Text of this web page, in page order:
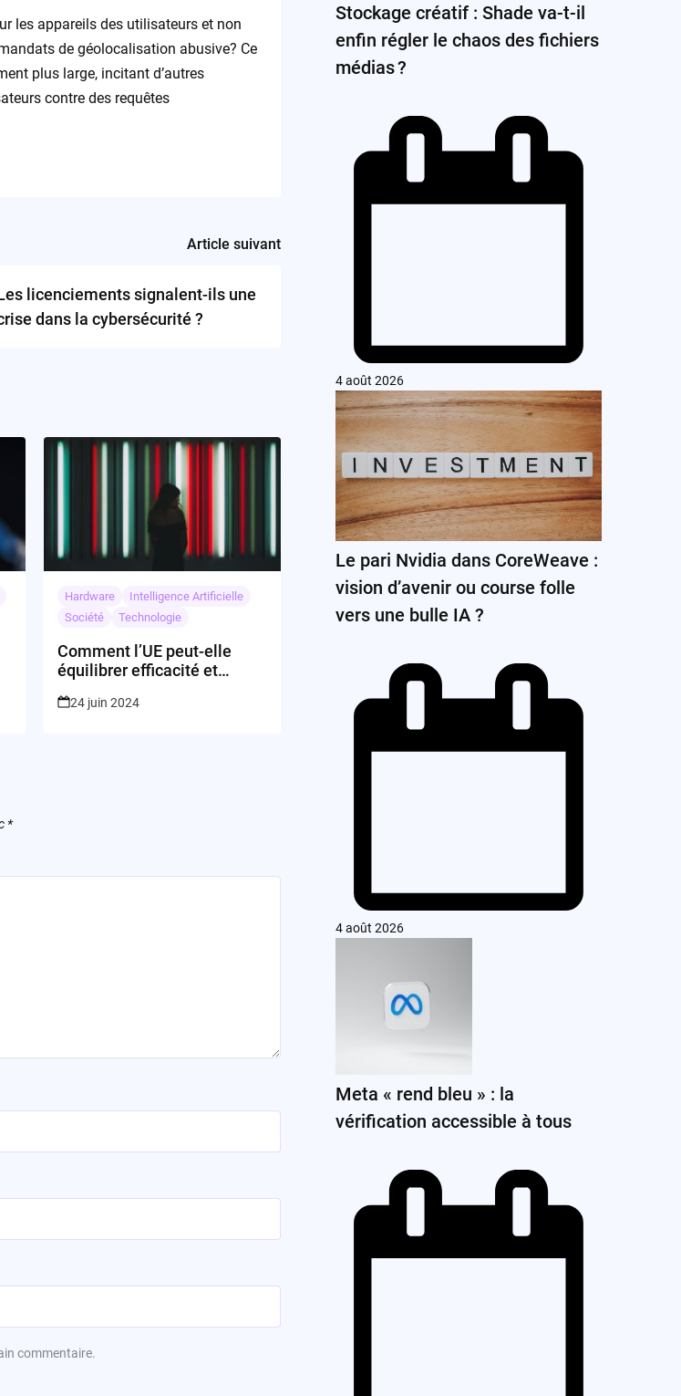
les appareils des utilisateurs et non
de géolocalisation abusive? Ce
plus large, incitant d’autres
contre des requêtes
Article suivant
licenciements signalent-ils une
dans la cybersécurité ?
Hardware
Intelligence Artificielle
Société
Technologie
Comment l’UE peut-elle
équilibrer efficacité et
avec son portefeuille
24 juin 2024
*
commentaire.
Stockage créatif : Shade va-t-il
enfin régler le chaos des fichiers
médias ?
4 août 2026
Le pari Nvidia dans CoreWeave :
vision d’avenir ou course folle
vers une bulle IA ?
4 août 2026
Meta « rend bleu » : la
vérification accessible à tous